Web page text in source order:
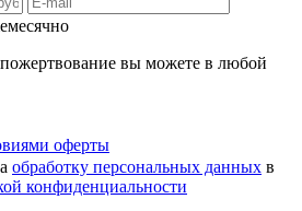
вы можете в любой
оферты
обработку персональных данных в
конфиденциальности